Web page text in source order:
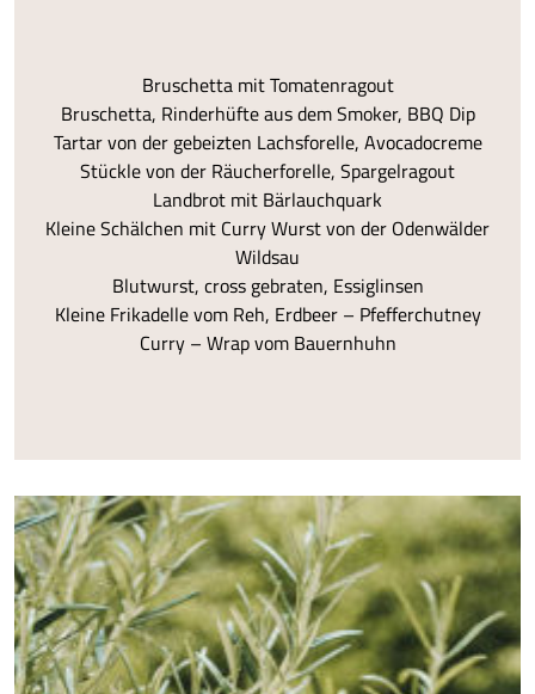
Bruschetta mit Tomatenragout
Bruschetta, Rinderhüfte aus dem Smoker, BBQ Dip
Tartar von der gebeizten Lachsforelle, Avocadocreme
Stückle von der Räucherforelle, Spargelragout
Landbrot mit Bärlauchquark
Kleine Schälchen mit Curry Wurst von der Odenwälder
Wildsau
Blutwurst, cross gebraten, Essiglinsen
Kleine Frikadelle vom Reh, Erdbeer – Pfefferchutney
Curry – Wrap vom Bauernhuhn